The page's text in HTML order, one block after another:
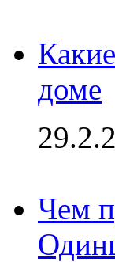
доме
Чем